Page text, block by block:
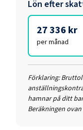
Lön efter
27 336 kr
per månad
Förklaring:
hamnar på ditt
Beräkningen